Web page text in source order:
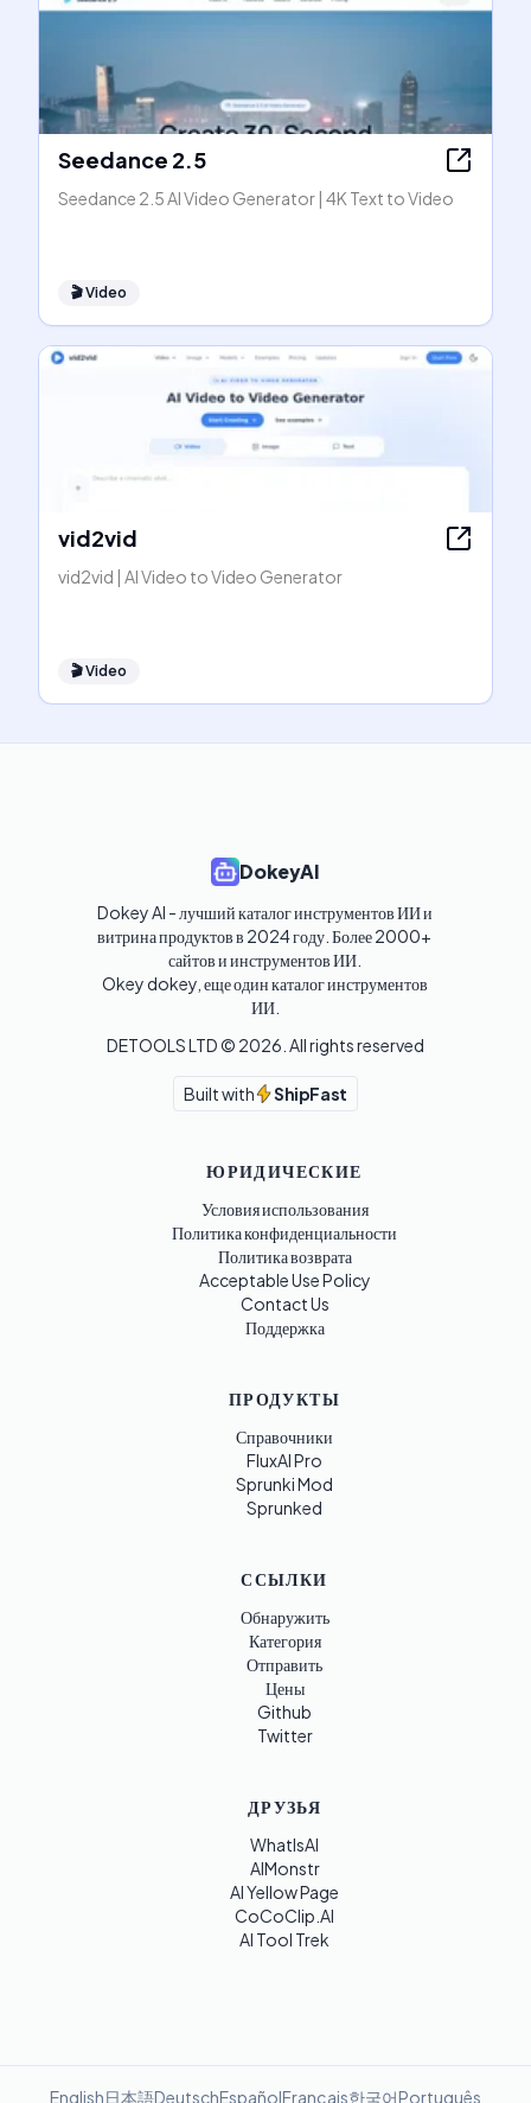
Seedance 2.5
Seedance 2.5 AI Video Generator | 4K Text to Video
🎬Video
vid2vid
vid2vid | AI Video to Video Generator
🎬Video
DokeyAI
Dokey AI - лучший каталог инструментов ИИ и
витрина продуктов в 2024 году. Более 2000+
сайтов и инструментов ИИ.
Okey dokey, еще один каталог инструментов
ИИ.
DETOOLS LTD © 2026 . All rights reserved
Built with ShipFast
ЮРИДИЧЕСКИЕ
Условия использования
Политика конфиденциальности
Политика возврата
Acceptable Use Policy
Contact Us
Поддержка
ПРОДУКТЫ
Справочники
FluxAI Pro
Sprunki Mod
Sprunked
ССЫЛКИ
Обнаружить
Категория
Отправить
Цены
Github
Twitter
ДРУЗЬЯ
WhatIsAI
AIMonstr
AI Yellow Page
CoCoClip.AI
AI Tool Trek
English日本語DeutschEspañolFrançais한국어Português